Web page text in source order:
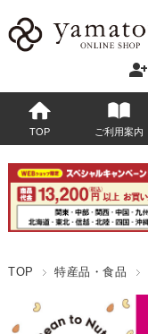
person_add
TOP ご利用案内
TOP 特産品・食品